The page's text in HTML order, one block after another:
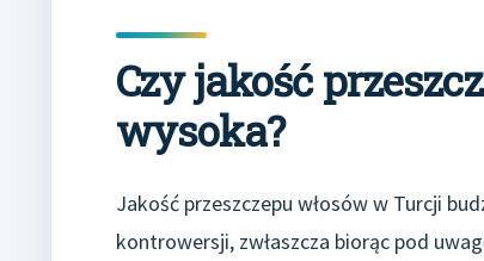
Czy jakość
wysoka?
Jakość przeszczepu włosów w Turcji
kontrowersji, zwłaszcza biorąc pod